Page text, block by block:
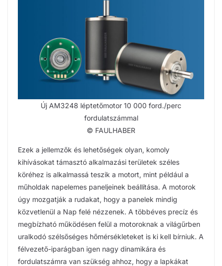
Új AM3248 léptetőmotor 10 000 ford./perc
fordulatszámmal
© FAULHABER
Ezek a jellemzők és lehetőségek olyan, komoly
kihívásokat támasztó alkalmazási területek széles
köréhez is alkalmassá teszik a motort, mint például a
műholdak napelemes paneljeinek beállítása. A motorok
úgy mozgatják a rudakat, hogy a panelek mindig
közvetlenül a Nap felé nézzenek. A többéves precíz és
megbízható működésen felül a motoroknak a világűrben
uralkodó szélsőséges hőmérsékleteket is ki kell bírniuk. A
félvezető-iparágban igen nagy dinamikára és
fordulatszámra van szükség ahhoz, hogy a lapkákat